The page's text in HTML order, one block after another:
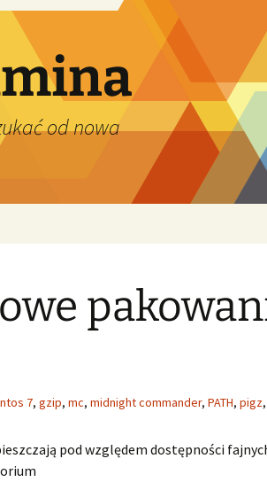
od nowa
7, gzip, mc, midnight commander, PATH, pigz,
pod względem dostępności